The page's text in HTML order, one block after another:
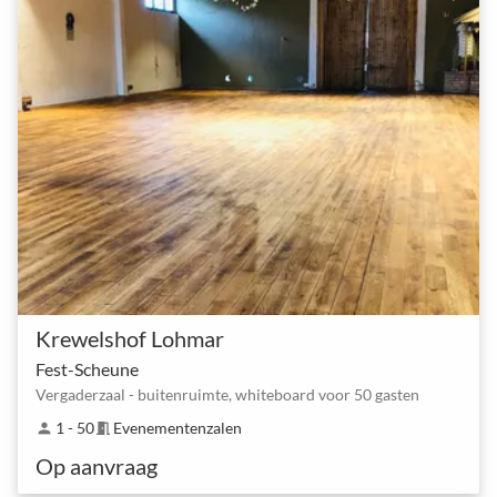
Krewelshof Lohmar
Fest-Scheune
Vergaderzaal - buitenruimte, whiteboard voor 50 gasten
person 1 - 50meeting_room Evenementenzalen
Op aanvraag